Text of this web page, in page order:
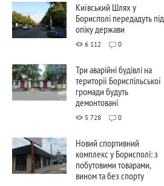
Київський Шлях у
Борисполі передадуть під
опіку держави
6 112 0
Три аварійні будівлі на
території Бориспільської
громади будуть
демонтовані
5 728 0
Новий спортивний
комплекс у Борисполі: з
побутовими товарами,
вином та без спорту